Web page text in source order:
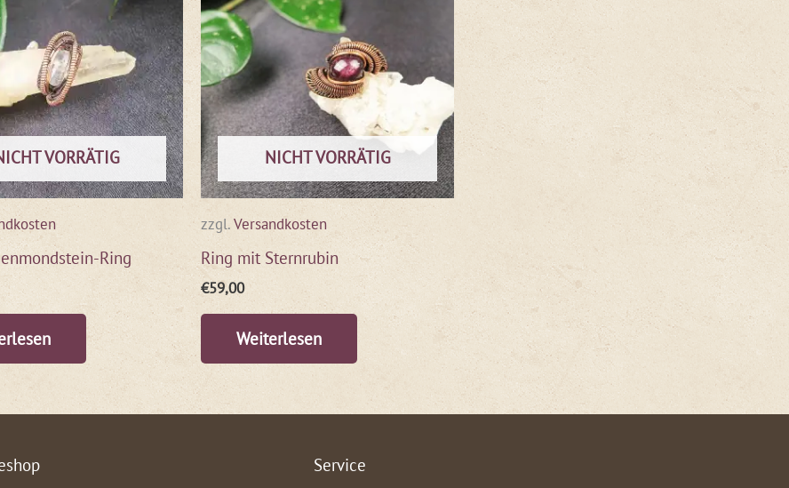
VORRÄTIG
Ring
NICHT VORRÄTIG
zzgl.Versandkosten
Ring mit Sternrubin
€59,00
Weiterlesen
Service